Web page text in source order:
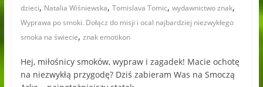
dzieci, Natalia Wiśniewska, Tomislava Tomic, wydawnictwo znak,
Wyprawa po smoki. Dołącz do misji i ocal najbardziej niezwykłego
smoka na świecie, znak emotikon
Hej, miłośnicy smoków, wypraw i zagadek! Macie ochotę
na niezwykłą przygodę? Dziś zabieram Was na Smoczą